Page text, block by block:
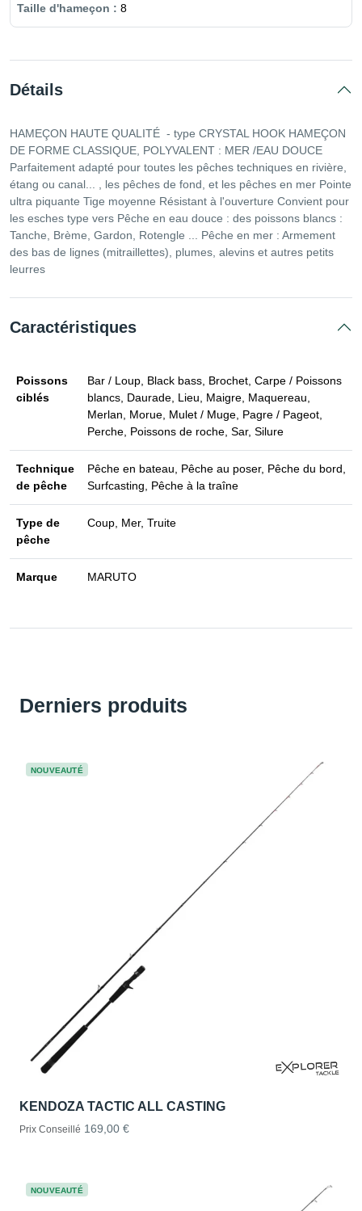
8
Détails
HAMEÇON HAUTE QUALITÉ - type CRYSTAL HOOK HAMEÇON
DE FORME CLASSIQUE, POLYVALENT : MER /EAU DOUCE
Parfaitement adapté pour toutes les pêches techniques en rivière,
étang ou canal... , les pêches de fond, et les pêches en mer Pointe
ultra piquante Tige moyenne Résistant à l'ouverture Convient pour
les esches type vers Pêche en eau douce : des poissons blancs :
Tanche, Brème, Gardon, Rotengle ... Pêche en mer : Armement
des bas de lignes (mitraillettes), plumes, alevins et autres petits
leurres
Caractéristiques
Poissons
ciblés
Bar / Loup, Black bass, Brochet, Carpe / Poissons
blancs, Daurade, Lieu, Maigre, Maquereau,
Merlan, Morue, Mulet / Muge, Pagre / Pageot,
Perche, Poissons de roche, Sar, Silure
Technique
de pêche
Pêche en bateau, Pêche au poser, Pêche du bord,
Surfcasting, Pêche à la traîne
Type de
pêche
Coup, Mer, Truite
Marque MARUTO
Derniers produits
NOUVEAUTÉ
KENDOZA TACTIC ALL CASTING
Prix Conseillé 169,00 €
NOUVEAUTÉ